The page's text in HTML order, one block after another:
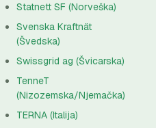
Statnett SF (Norveška)
Svenska Kraftnät
(Švedska)
Swissgrid ag (Švicarska)
TenneT
(Nizozemska/Njemačka)
TERNA (Italija)